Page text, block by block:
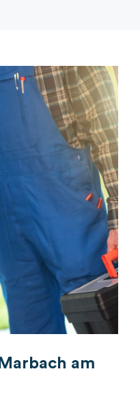
Marbach am